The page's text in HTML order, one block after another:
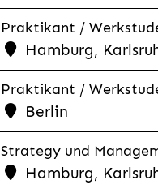
Praktikant /
Hamburg,
Praktikant /
Berlin
Strategy und
Hamburg,